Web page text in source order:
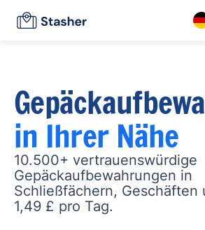
in Ihrer Nähe
10.500+ vertrauenswürdige
Gepäckaufbewahrungen in
Schließfächern, Geschäften
1,49 £ pro Tag.